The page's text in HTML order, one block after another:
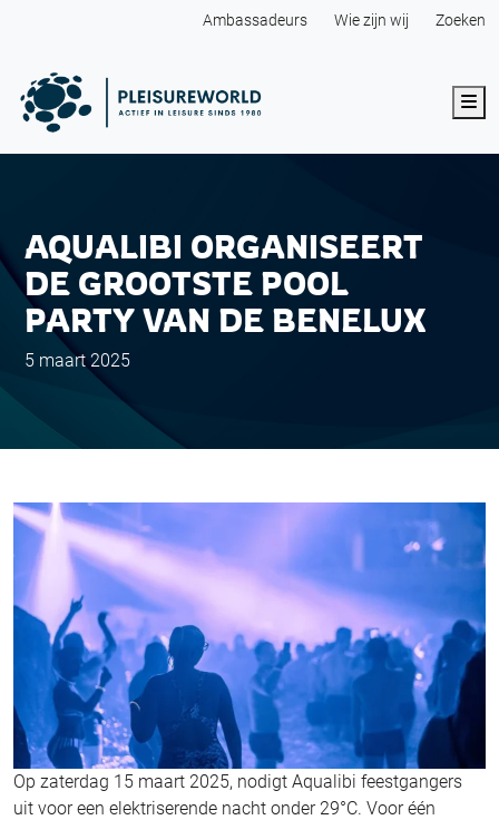
Ambassadeurs Wie zijn wij Zoeken
AQUALIBI ORGANISEERT
DE GROOTSTE POOL
PARTY VAN DE BENELUX
5 maart 2025
Op zaterdag 15 maart 2025, nodigt Aqualibi feestgangers
uit voor een elektriserende nacht onder 29°C. Voor één